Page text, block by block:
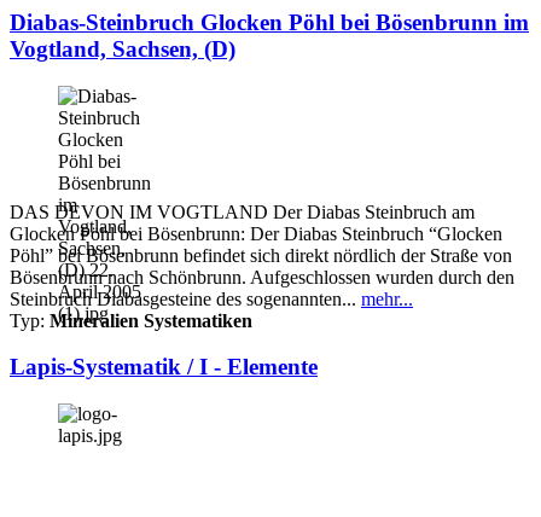
Diabas-Steinbruch Glocken Pöhl bei Bösenbrunn im
Vogtland, Sachsen, (D)
DAS DEVON IM VOGTLAND Der Diabas Steinbruch am
Glocken Pöhl bei Bösenbrunn: Der Diabas Steinbruch “Glocken
Pöhl” bei Bösenbrunn befindet sich direkt nördlich der Straße von
Bösenbrunn nach Schönbrunn. Aufgeschlossen wurden durch den
Steinbruch Diabasgesteine des sogenannten... mehr...
Typ: Mineralien Systematiken
Lapis-Systematik / I - Elemente